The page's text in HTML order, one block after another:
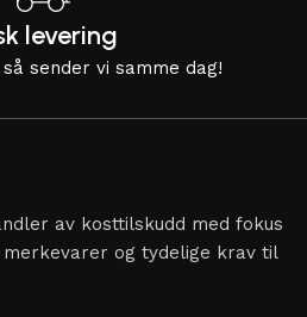
levering
sender vi samme dag!
av kosttilskudd med fokus
og tydelige krav til